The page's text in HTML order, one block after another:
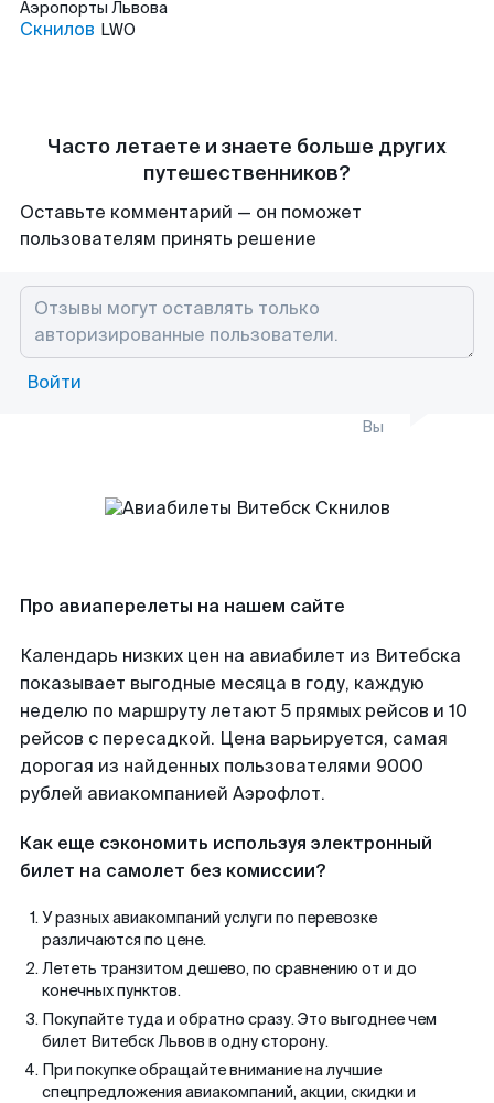
Аэропорты Львова
Скнилов LWO
Часто летаете и знаете больше других
путешественников?
Оставьте комментарий — он поможет
пользователям принять решение
Войти
Вы
Про авиаперелеты на нашем сайте
Календарь низких цен на авиабилет из Витебска
показывает выгодные месяца в году, каждую
неделю по маршруту летают 5 прямых рейсов и 10
рейсов с пересадкой. Цена варьируется, самая
дорогая из найденных пользователями 9000
рублей авиакомпанией Аэрофлот.
Как еще сэкономить используя электронный
билет на самолет без комиссии?
У разных авиакомпаний услуги по перевозке
различаются по цене.
Лететь транзитом дешево, по сравнению от и до
конечных пунктов.
Покупайте туда и обратно сразу. Это выгоднее чем
билет Витебск Львов в одну сторону.
При покупке обращайте внимание на лучшие
спецпредложения авиакомпаний, акции, скидки и